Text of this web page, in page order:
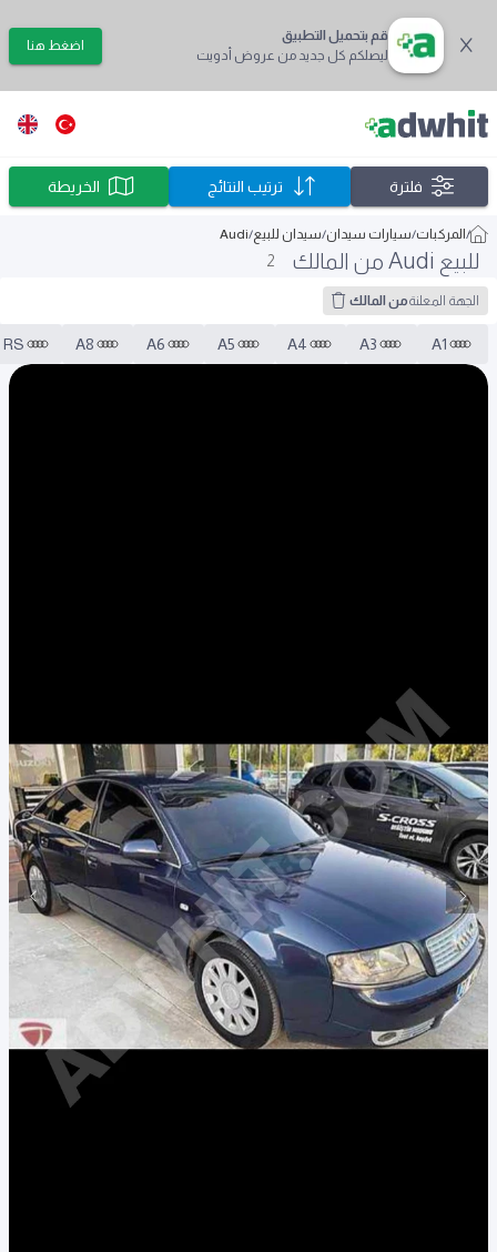
قم بتحميل التطبيق
ليصلكم كل جديد من عروض أدويت
اضغط هنا
فلترة ترتيب النتائج الخريطة
/ المركبات/سيارات سيدان/سيدان للبيع/
Audi
للبيع Audi من المالك 2
الجهة المعلنةمن المالك
A1
A3
A4
A5
A6
A8
RS